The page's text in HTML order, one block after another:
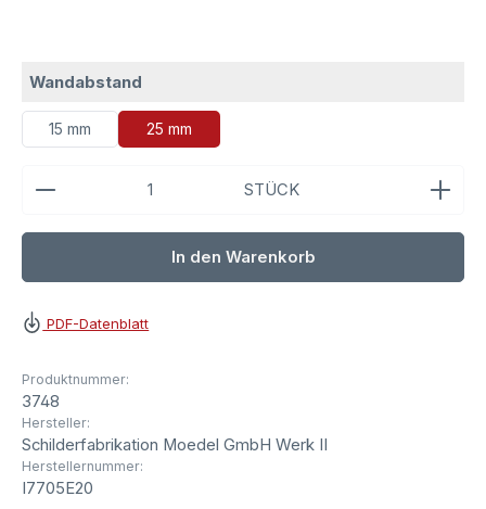
Wandabstand
15 mm 25 mm
Produkt Anzahl: Gib den gewünschten Wert ein
STÜCK
In den Warenkorb
PDF-Datenblatt
Produktnummer:
3748
Hersteller:
Schilderfabrikation Moedel GmbH Werk II
Herstellernummer:
I7705E20